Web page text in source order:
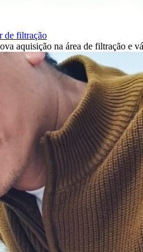
de filtração
aquisição na área de filtração e